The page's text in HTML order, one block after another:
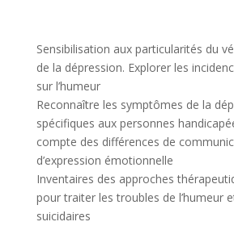
Sensibilisation aux particularités du
de la dépression. Explorer les
sur l’humeur
Reconnaître les symptômes de la
spécifiques aux personnes
compte des différences de
d’expression émotionnelle
Inventaires des approches
pour traiter les troubles de l’humeur
suicidaires